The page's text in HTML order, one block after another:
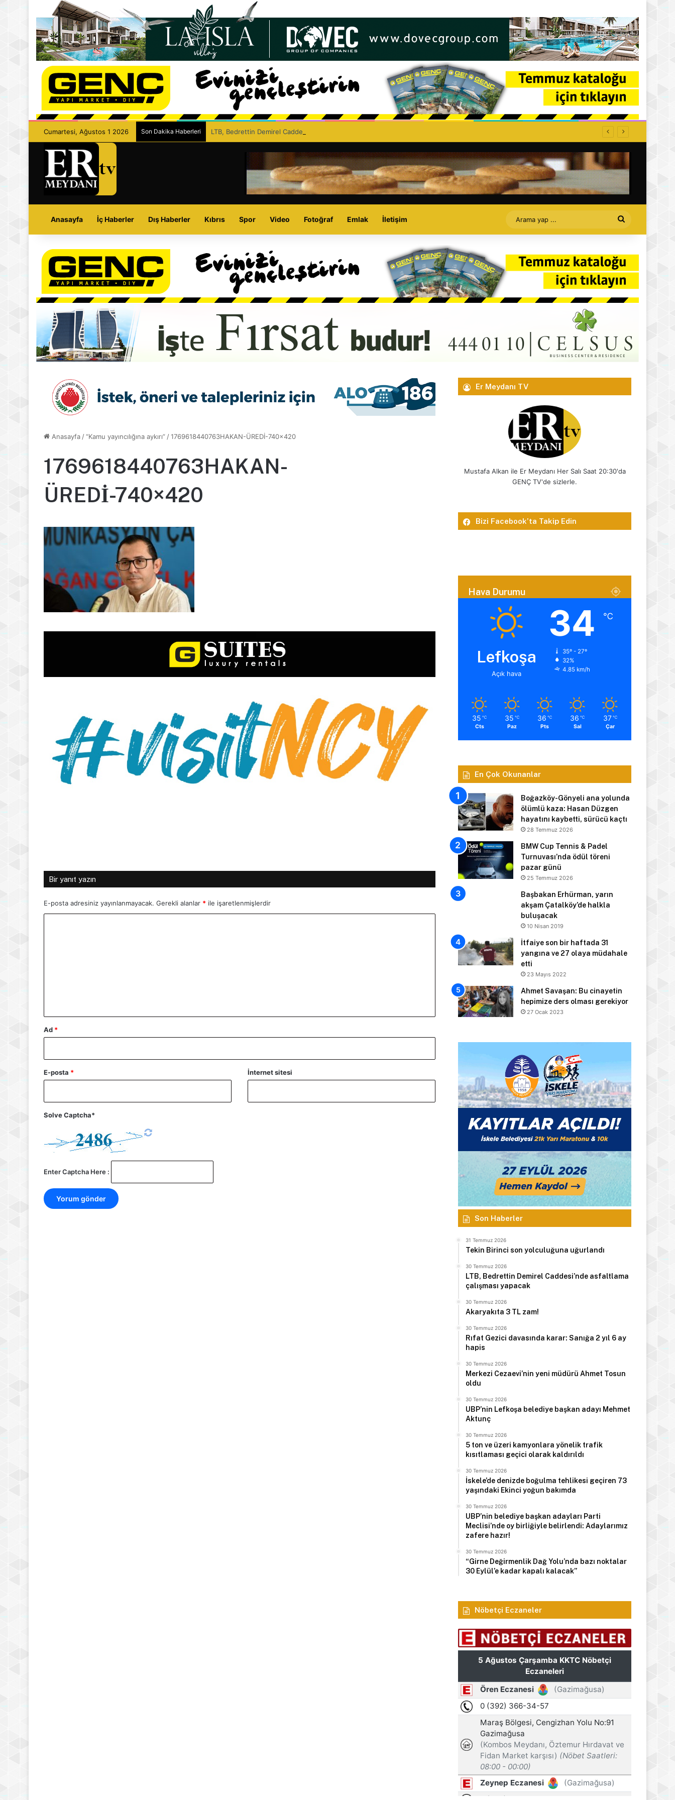
Cumartesi, Ağustos 1 2026 Son Dakika Haberleri LTB, Bedrettin Demirel Caddesi’nde asfaltlama çalışması yapacak
Anasayfa İç Haberler Dış Haberler Kıbrıs Spor Video Fotoğraf Emlak İletişim
Arama
yap
...
Anasayfa /“Kamu yayıncılığına aykırı” /1769618440763HAKAN-ÜREDİ-740×420
1769618440763HAKAN-
ÜREDİ-740×420
Bir yanıt yazın
E-posta adresiniz yayınlanmayacak. Gerekli alanlar * ile işaretlenmişlerdir
Ad *
E-posta * İnternet sitesi
Solve Captcha*
Enter Captcha Here :
Er Meydanı TV
Mustafa Alkan ile Er Meydanı Her Salı Saat 20:30'da
GENÇ TV'de sizlerle.
Bizi Facebook’ta Takip Edin
Hava Durumu
Lefkoşa
Açık hava
34 ℃
35º - 27º
32%
4.85 km/h
35 ℃
Cts
35 ℃
Paz
36 ℃
Pts
36 ℃
Sal
37 ℃
Çar
En Çok Okunanlar
Boğazköy-Gönyeli ana yolunda
ölümlü kaza: Hasan Düzgen
hayatını kaybetti, sürücü kaçtı
28 Temmuz 2026
BMW Cup Tennis & Padel
Turnuvası’nda ödül töreni
pazar günü
25 Temmuz 2026
Başbakan Erhürman, yarın
akşam Çatalköy’de halkla
buluşacak
10 Nisan 2019
İtfaiye son bir haftada 31
yangına ve 27 olaya müdahale
etti
23 Mayıs 2022
Ahmet Savaşan: Bu cinayetin
hepimize ders olması gerekiyor
27 Ocak 2023
Son Haberler
31 Temmuz 2026
Tekin Birinci son yolculuğuna uğurlandı
30 Temmuz 2026
LTB, Bedrettin Demirel Caddesi’nde asfaltlama
çalışması yapacak
30 Temmuz 2026
Akaryakıta 3 TL zam!
30 Temmuz 2026
Rıfat Gezici davasında karar: Sanığa 2 yıl 6 ay
hapis
30 Temmuz 2026
Merkezi Cezaevi’nin yeni müdürü Ahmet Tosun
oldu
30 Temmuz 2026
UBP’nin Lefkoşa belediye başkan adayı Mehmet
Aktunç
30 Temmuz 2026
5 ton ve üzeri kamyonlara yönelik trafik
kısıtlaması geçici olarak kaldırıldı
30 Temmuz 2026
İskele’de denizde boğulma tehlikesi geçiren 73
yaşındaki Ekinci yoğun bakımda
30 Temmuz 2026
UBP’nin belediye başkan adayları Parti
Meclisi’nde oy birliğiyle belirlendi: Adaylarımız
zafere hazır!
30 Temmuz 2026
“Girne Değirmenlik Dağ Yolu’nda bazı noktalar
30 Eylül’e kadar kapalı kalacak”
Nöbetçi Eczaneler